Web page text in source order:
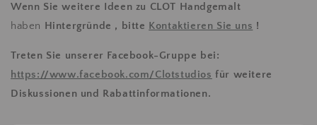
Wenn Sie weitere Ideen zu CLOT Handgemalt
haben Hintergründe , bitte Kontaktieren Sie uns !
Treten Sie unserer Facebook-Gruppe bei:
https://www.facebook.com/Clotstudios für weitere
Diskussionen und Rabattinformationen.